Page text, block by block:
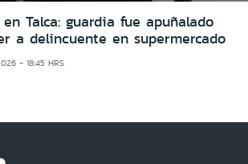
Talca: guardia fue apuñalado
a delincuente en supermercado
- 18:45 HRS